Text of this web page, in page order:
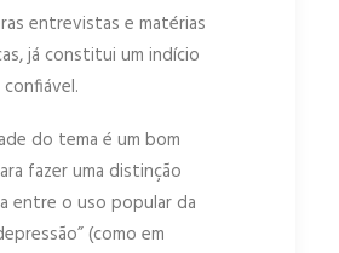
entrevistas e matérias
já constitui um indício
do tema é um bom
fazer uma distinção
entre o uso popular da
(como em